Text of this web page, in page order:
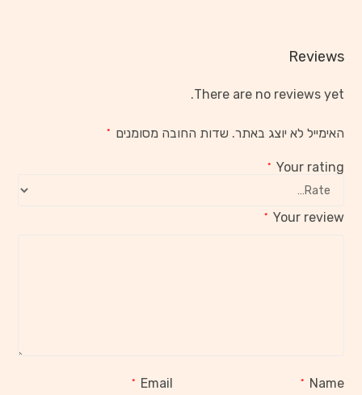
Reviews
There are no reviews yet.
האימייל לא יוצג באתר. שדות החובה מסומנים *
Your rating
*
Your review
*
Name
*
Email
*